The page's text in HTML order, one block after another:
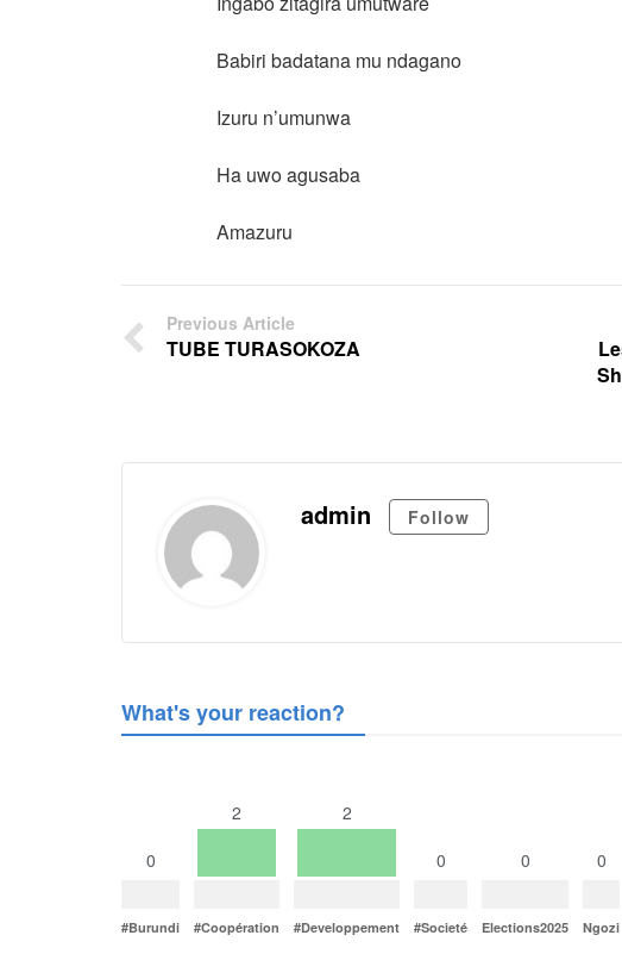
Babiri badatana mu ndagano
Izuru n’umunwa
Ha uwo agusaba
Amazuru
Previous Article
TUBE TURASOKOZA
admin Follow
What's your reaction?
0
#Burundi
2
#Coopération
2
#Developpement
0
#Societé
0
Elections2025
0
Ngozi